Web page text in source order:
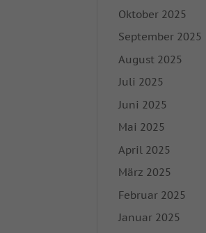
Oktober 2025
September 2025
August 2025
Juli 2025
Juni 2025
Mai 2025
April 2025
März 2025
Februar 2025
Januar 2025